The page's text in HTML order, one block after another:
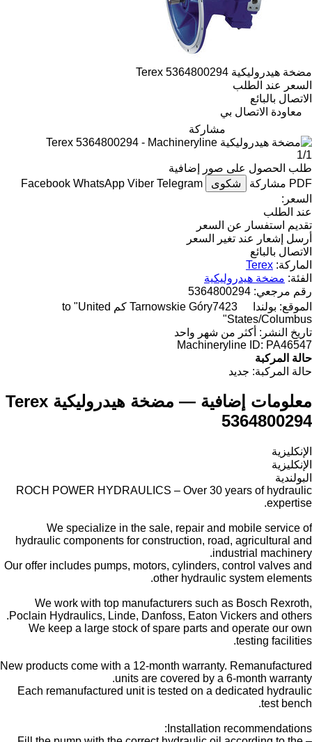
مضخة هيدروليكية Terex 5364800294
السعر عند الطلب
الاتصال بالبائع
معاودة الاتصال بي
مشاركة
1/1
طلب الحصول على صور إضافية
PDF مشاركة شكوى Facebook WhatsApp Viber Telegram
السعر:
عند الطلب
تقديم استفسار عن السعر
أرسل إشعار عند تغير السعر
الاتصال بالبائع
الماركة: Terex
الفئة: مضخة هيدروليكية
رقم مرجعي: 5364800294
الموقع: بولندا Tarnowskie Góry
7423 كم to "United
States/Columbus"
تاريخ النشر: أكثر من شهر واحد
Machineryline ID: PA46547
حالة المركبة
حالة المركبة: جديد
معلومات إضافية — مضخة هيدروليكية Terex
5364800294
الإنكليزية
الإنكليزية
البولندية
ROCH POWER HYDRAULICS – Over 30 years of hydraulic
expertise.
We specialize in the sale, repair and mobile service of
hydraulic components for construction, road, agricultural and
industrial machinery.
Our offer includes pumps, motors, cylinders, control valves and
other hydraulic system elements.
We work with top manufacturers such as Bosch Rexroth,
Poclain Hydraulics, Linde, Danfoss, Eaton Vickers and others.
We keep a large stock of spare parts and operate our own
testing facilities.
New products come with a 12-month warranty. Remanufactured
units are covered by a 6-month warranty.
Each remanufactured unit is tested on a dedicated hydraulic
test bench.
Installation recommendations: